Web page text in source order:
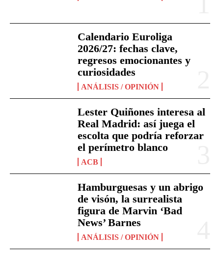
Calendario Euroliga
2026/27: fechas clave,
regresos emocionantes y
curiosidades
ANÁLISIS / OPINIÓN
Lester Quiñones interesa al
Real Madrid: así juega el
escolta que podría reforzar
el perímetro blanco
ACB
Hamburguesas y un abrigo
de visón, la surrealista
figura de Marvin ‘Bad
News’ Barnes
ANÁLISIS / OPINIÓN